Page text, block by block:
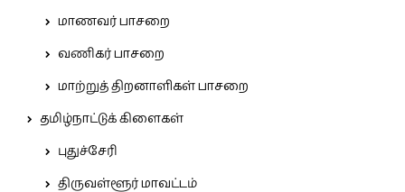
மாணவர் பாசறை
வணிகர் பாசறை
மாற்றுத் திறனாளிகள் பாசறை
தமிழ்நாட்டுக் கிளைகள்
புதுச்சேரி
திருவள்ளூர் மாவட்டம்